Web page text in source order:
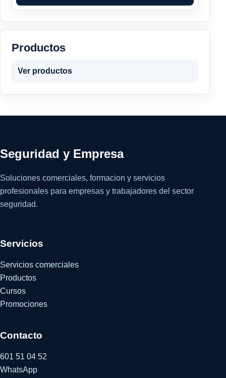
Productos
Ver productos
Seguridad y Empresa
Soluciones comerciales, formacion y servicios
profesionales para empresas y trabajadores del sector
seguridad.
Servicios
Servicios comerciales
Productos
Cursos
Promociones
Contacto
601 51 04 52
WhatsApp